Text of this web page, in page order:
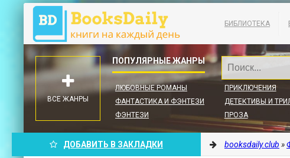
БИБЛИОТЕКА
ЛЮБОВНЫЕ РОМАНЫ
ФАНТАСТИКА И ФЭНТЕЗИ
ФЭНТЕЗИ
ПРИКЛЮЧЕНИЯ
ДЕТЕКТИВЫ И
ПРОЗА
ВСЕ ЖАНРЫ
ДОБАВИТЬ В ЗАКЛАДКИ booksdaily.club »